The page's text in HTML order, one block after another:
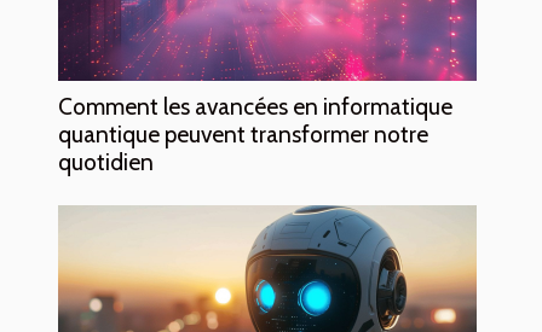
Comment les avancées en informatique
quantique peuvent transformer notre
quotidien